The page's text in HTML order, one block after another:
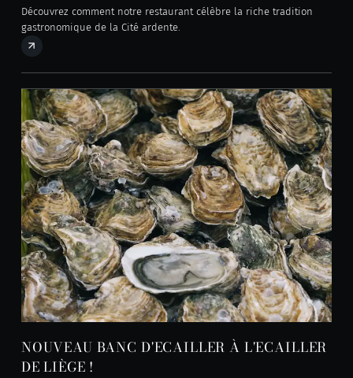
Découvrez comment notre restaurant célèbre la riche tradition
gastronomique de la Cité ardente.
NOUVEAU BANC D'ECAILLER À L'ECAILLER
DE LIÈGE !